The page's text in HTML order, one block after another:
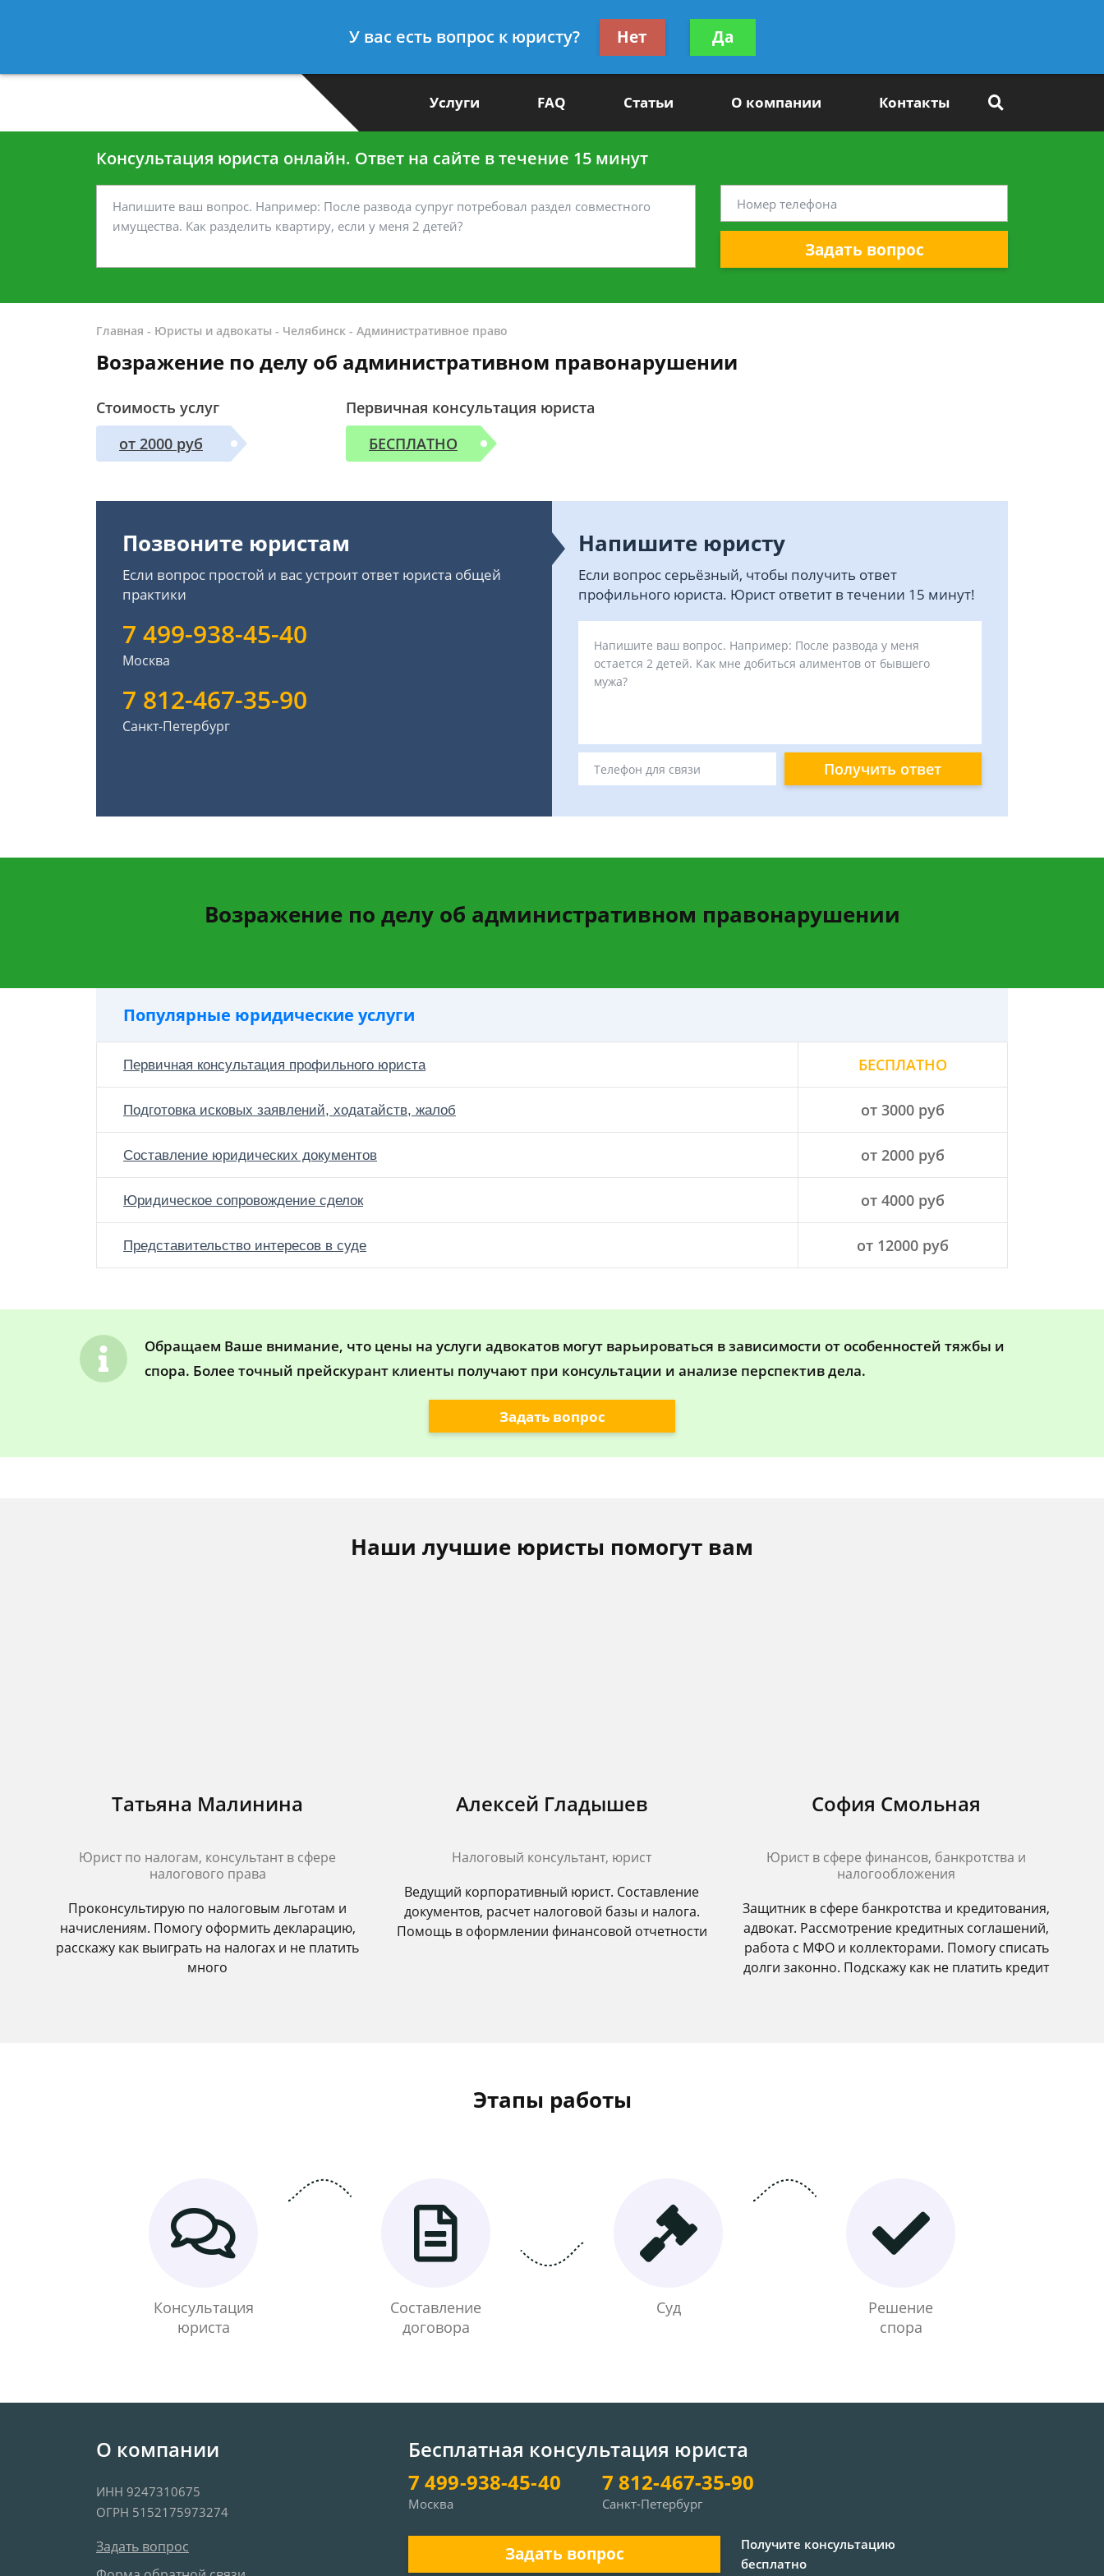
7 812-467-35-90
Получите консультацию
бесплатно
Услуги FAQ Статьи О компании Контакты
Консультация юриста онлайн. Ответ на сайте в течение 15 минут
Задать вопрос
Главная - Юристы и адвокаты - Челябинск - Административное право
Возражение по делу об административном правонарушении
Стоимость услуг
от 2000 руб
Первичная консультация юриста
БЕСПЛАТНО
Позвоните юристам
Если вопрос простой и вас устроит ответ юриста общей
практики
7 499-938-45-40
Москва
7 812-467-35-90
Санкт-Петербург
Напишите юристу
Если вопрос серьёзный, чтобы получить ответ
профильного юриста. Юрист ответит в течении 15 минут!
Получить ответ
Возражение по делу об административном правонарушении
Популярные юридические услуги
Первичная консультация профильного юриста БЕСПЛАТНО
Подготовка исковых заявлений, ходатайств, жалоб от 3000 руб
Составление юридических документов от 2000 руб
Юридическое сопровождение сделок от 4000 руб
Представительство интересов в суде от 12000 руб
Обращаем Ваше внимание, что цены на услуги адвокатов могут варьироваться в зависимости от особенностей тяжбы и
спора. Более точный прейскурант клиенты получают при консультации и анализе перспектив дела.
Задать вопрос
Наши лучшие юристы помогут вам
Татьяна Малинина
Юрист по налогам, консультант в сфере
налогового права
Проконсультирую по налоговым льготам и
начислениям. Помогу оформить декларацию,
расскажу как выиграть на налогах и не платить
много
Алексей Гладышев
Налоговый консультант, юрист
Ведущий корпоративный юрист. Составление
документов, расчет налоговой базы и налога.
Помощь в оформлении финансовой отчетности
София Смольная
Юрист в сфере финансов, банкротства и
налогообложения
Защитник в сфере банкротства и кредитования,
адвокат. Рассмотрение кредитных соглашений,
работа с МФО и коллекторами. Помогу списать
долги законно. Подскажу как не платить кредит
Этапы работы
Консультация
юриста
Составление
договора
Суд
Решение
спора
О компании
ИНН 9247310675
ОГРН 5152175973274
Задать вопрос
Бесплатная консультация юриста
7 499-938-45-40
Москва
7 812-467-35-90
Санкт-Петербург
Задать вопрос
Получите консультацию
бесплатно
У вас есть вопрос к юристу? Нет Да